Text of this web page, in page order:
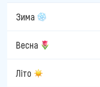
Зима
Весна
Літо